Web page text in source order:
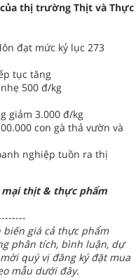
thị trường Thịt và Thực
đạt mức kỷ lục 273
tục tăng
500 đ/kg
giảm 3.000 đ/kg
con gà thả vườn và
nghiệp tuồn ra thị
mại thịt & thực phẩm
giá cả thực phẩm
phân tích, bình luận, dự
quý vị đăng ký đặt mua
mẫu dưới đây.